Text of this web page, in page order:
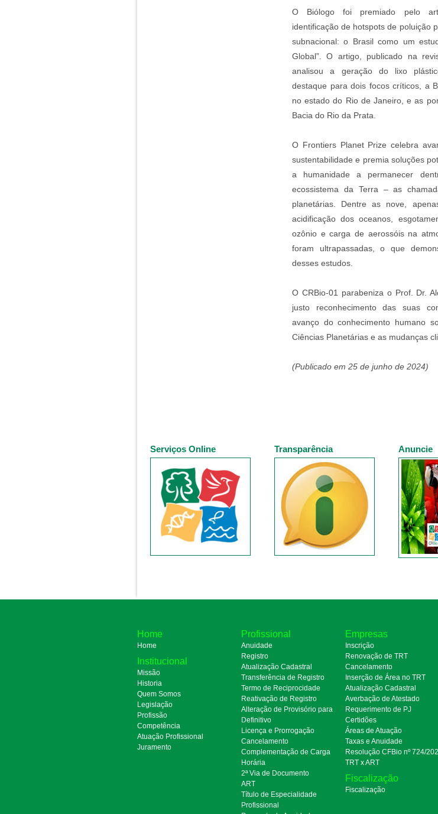
O Biólogo foi premiado pelo
identificação de hotspots de poluição
subnacional: o Brasil como um
Global”. O artigo, publicado na
analisou a geração do lixo
destaque para dois focos críticos, a
no estado do Rio de Janeiro, e as
Bacia do Rio da Prata.
O Frontiers Planet Prize celebra
sustentabilidade e premia soluções
a humanidade a permanecer
ecossistema da Terra – as
planetárias. Dentre as nove,
acidificação dos oceanos,
ozônio e carga de aerossóis na
foram ultrapassadas, o que
desses estudos.
O CRBio-01 parabeniza o Prof. Dr.
justo reconhecimento das suas
avanço do conhecimento humano
Ciências Planetárias e as mudanças
(Publicado em 25 de junho de 2024)
Serviços Online Transparência Anuncie
Home
Home
Institucional
Missão
Historia
Quem Somos
Legislação
Profissão
Competência
Atuação Profissional
Juramento
Profissional
Anuidade
Registro
Atualização Cadastral
Transferência de Registro
Termo de Reciprocidade
Reativação de Registro
Alteração de Provisório para
Definitivo
Licença e Prorrogação
Cancelamento
Complementação de Carga
Horária
2ª Via de Documento
ART
Título de Especialidade
Profissional
Empresas
Inscrição
Renovação de TRT
Cancelamento
Inserção de Área no TRT
Atualização Cadastral
Averbação de Atestado
Requerimento de PJ
Certidões
Áreas de Atuação
Taxas e Anuidade
Resolução CFBio nº 724/
TRT x ART
Fiscalização
Fiscalização